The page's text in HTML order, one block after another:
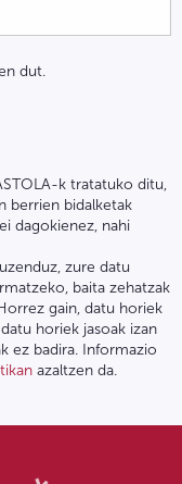
dut.
k tratatuko ditu,
berrien bidalketak
dagokienez, nahi
zure datu
baita zehatzak
gain, datu horiek
horiek jasoak izan
ez badira. Informazio
azaltzen da.